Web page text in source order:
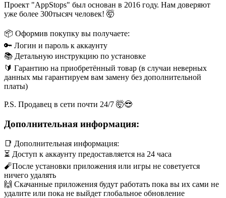
Проект "AppStops" был основан в 2016 году. Нам доверяют
уже более 300тысяч человек! 🤯
📦 Оформив покупку вы получаете:
🔑 Логин и пароль к аккаунту
📚 Детальную инструкцию по установке
🔰 Гарантию на приобретённый товар (в случаи неверных
данных мы гарантируем вам замену без дополнительной
платы)
P.S. Продавец в сети почти 24/7 🤯😎
Дополнительная информация:
📑 Дополнительная информация:
⏳ Доступ к аккаунту предоставляется на 24 часа
🧨После установки приложения или игры не советуется
ничего удалять
🙌 Скачанные приложения будут работать пока вы их сами не
удалите или пока не выйдет глобальное обновление